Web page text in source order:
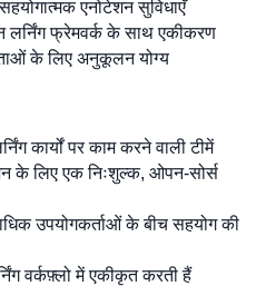
एनोटेशन सुविधाएँ
लर्निंग फ्रेमवर्क के साथ एकीकरण
के लिए अनुकूलन योग्य
कार्यों पर काम करने वाली टीमें
के लिए एक निःशुल्क, ओपन-सोर्स
उपयोगकर्ताओं के बीच सहयोग की
वर्कफ़्लो में एकीकृत करती हैं